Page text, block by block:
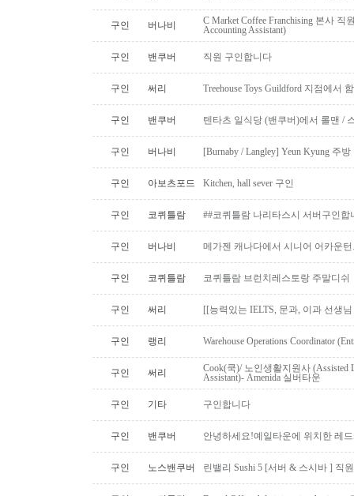
구인 버나비
C Market Coffee Franchising 본사 직
Accounting Assistant)
구인 밴쿠버 직원 구인합니다
구인 써리 Treehouse Toys Guildford 지점에서
구인 밴쿠버 텐타츠 일식당 (밴쿠버)에서 롤맨 /
구인 버나비 [Burnaby / Langley] Yeun Kyung 주
구인 아보츠포드 Kitchen, hall sever 구인
구인 코퀴틀람 ##코퀴틀람 나리타스시 서버구인합
구인 버나비 메가젠 캐나다에서 시니어 어카운
구인 코퀴틀람 코퀴틀람 브런치레스토랑 주말디쉬
구인 써리 [[능력있는 IELTS, 문과, 이과 선생
구인 랭리 Warehouse Operations Coordinator
구인 써리
Cook(쿡)/ 노인생활지원사 (Assisted
Assistant)- Amenida 실버타운
구인 기타 구인합니다
구인 밴쿠버 안녕하세요!예일타운에 위치한 레
구인 노스밴쿠버 린밸리 Sushi 5 [서버 & 스시바 ] 직